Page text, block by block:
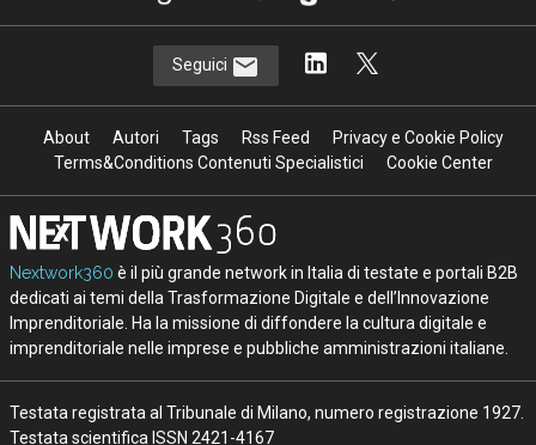
Seguici
About Autori Tags Rss Feed
Privacy e Cookie Policy
Terms&Conditions Contenuti Specialistici
Cookie Center
Nextwork360 è il più grande network in Italia di testate e portali B2B
dedicati ai temi della Trasformazione Digitale e dell’Innovazione
Imprenditoriale. Ha la missione di diffondere la cultura digitale e
imprenditoriale nelle imprese e pubbliche amministrazioni italiane.
Testata registrata al Tribunale di Milano, numero registrazione 1927.
Testata scientifica ISSN 2421-4167